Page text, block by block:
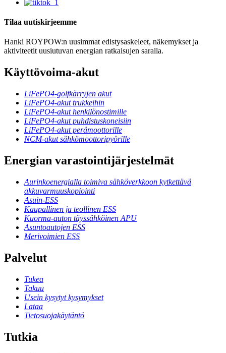
Tilaa uutiskirjeemme
Hanki ROYPOW:n uusimmat edistysaskeleet, näkemykset ja
aktiviteetit uusiutuvan energian ratkaisujen saralla.
Käyttövoima-akut
LiFePO4-golfkärryjen akut
LiFePO4-akut trukkeihin
LiFePO4-akut henkilönostimille
LiFePO4-akut puhdistuskoneisiin
LiFePO4-akut perämoottorille
NCM-akut sähkömoottoripyörille
Energian varastointijärjestelmät
Aurinkoenergialla toimiva sähköverkkoon kytkettävä
akkuvarmuuskopiointi
Asuin-ESS
Kaupallinen ja teollinen ESS
Kuorma-auton täyssähköinen APU
Asuntoautojen ESS
Merivoimien ESS
Palvelut
Tukea
Takuu
Usein kysytyt kysymykset
Lataa
Tietosuojakäytäntö
Tutkia